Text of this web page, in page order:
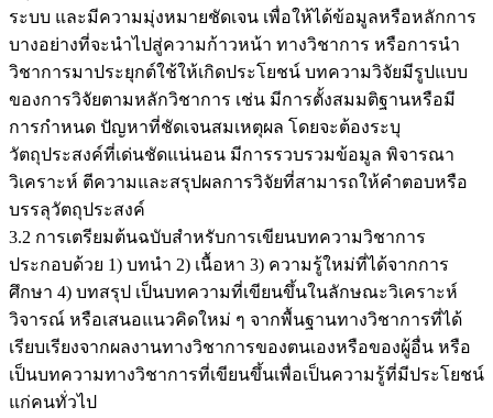
ระบบ และมีความมุ่งหมายชัดเจน เพื่อให้ได้ข้อมูลหรือหลักการ
บางอย่างที่จะนำไปสู่ความก้าวหน้า ทางวิชาการ หรือการนำ
วิชาการมาประยุกต์ใช้ให้เกิดประโยชน์ บทความวิจัยมีรูปแบบ
ของการวิจัยตามหลักวิชาการ เช่น มีการตั้งสมมติฐานหรือมี
การกำหนด ปัญหาที่ชัดเจนสมเหตุผล โดยจะต้องระบุ
วัตถุประสงค์ที่เด่นชัดแน่นอน มีการรวบรวมข้อมูล พิจารณา
วิเคราะห์ ตีความและสรุปผลการวิจัยที่สามารถให้คำตอบหรือ
บรรลุวัตถุประสงค์
3.2 การเตรียมต้นฉบับสำหรับการเขียนบทความวิชาการ
ประกอบด้วย 1) บทนำ 2) เนื้อหา 3) ความรู้ใหม่ที่ได้จากการ
ศึกษา 4) บทสรุป เป็นบทความที่เขียนขึ้นในลักษณะวิเคราะห์
วิจารณ์ หรือเสนอแนวคิดใหม่ ๆ จากพื้นฐานทางวิชาการที่ได้
เรียบเรียงจากผลงานทางวิชาการของตนเองหรือของผู้อื่น หรือ
เป็นบทความทางวิชาการที่เขียนขึ้นเพื่อเป็นความรู้ที่มีประโยชน์
แก่คนทั่วไป